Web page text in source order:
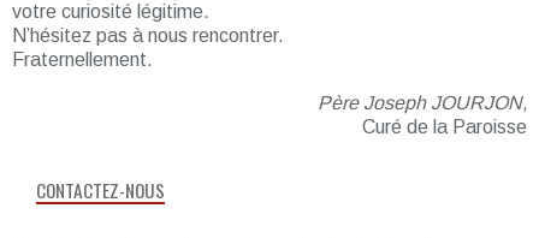
votre curiosité légitime.
N’hésitez pas à nous rencontrer.
Fraternellement.
Père Joseph JOURJON,
Curé de la Paroisse
CONTACTEZ-NOUS